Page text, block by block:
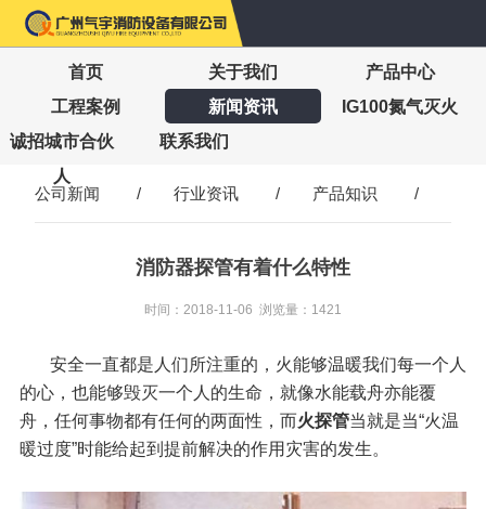
首页 关于我们
产品中心
工程案例
新闻资讯
IG100氮气灭火
诚招城市合伙
人
联系我们
公司新闻 / 行业资讯 / 产品知识 /
消防器探管有着什么特性
时间：2018-11-06 浏览量：1421
安全一直都是人们所注重的，火能够温暖我们每一个人
的心，也能够毁灭一个人的生命，就像水能载舟亦能覆
舟，任何事物都有任何的两面性，而火探管当就是当“火温
暖过度”时能给起到提前解决的作用灾害的发生。